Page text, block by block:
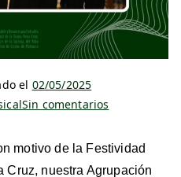
el 02/05/2025
Sin comentarios
motivo de la Festividad
Cruz, nuestra Agrupación